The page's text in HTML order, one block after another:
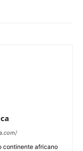
continente africano